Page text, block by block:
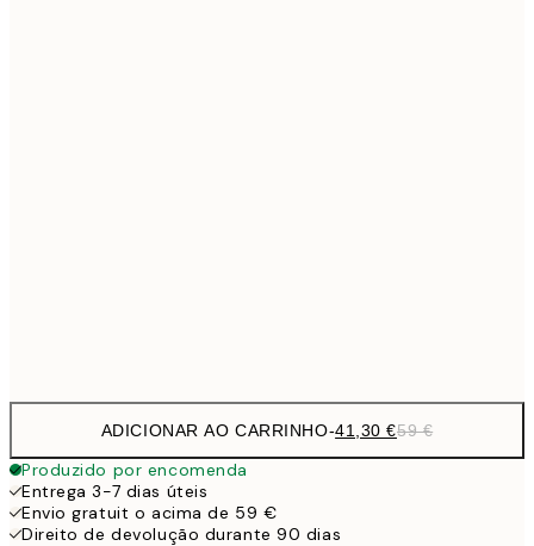
ADICIONAR AO CARRINHO-41,30 €59 €
Produzido por encomenda
Entrega 3-7 dias úteis
Envio gratuit o acima de 59 €
Direito de devolução durante 90 dias